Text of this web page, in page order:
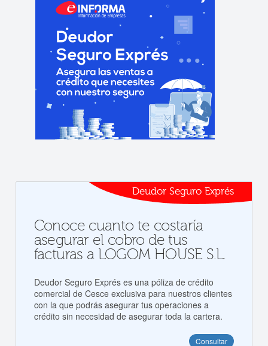
Deudor Seguro Exprés
Conoce cuanto te costaría
asegurar el cobro de tus
facturas a LOGOM HOUSE S.L.
Deudor Seguro Exprés es una póliza de crédito
comercial de Cesce exclusiva para nuestros clientes
con la que podrás asegurar tus operaciones a
crédito sin necesidad de asegurar toda la cartera.
Consultar